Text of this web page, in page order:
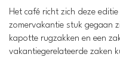
Het café richt zich deze
zomervakantie stuk gegaan
kapotte rugzakken en een
vakantiegerelateerde zaken